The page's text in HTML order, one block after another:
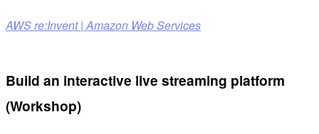
AWS re:Invent | Amazon Web Services
Build an interactive live streaming platform
(Workshop)